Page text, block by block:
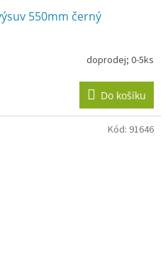
550mm černý
doprodej; 0-5ks
Do košíku
Kód: 91646